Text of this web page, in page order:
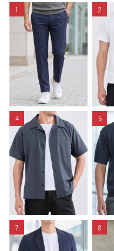
1 2
4 5
7 8